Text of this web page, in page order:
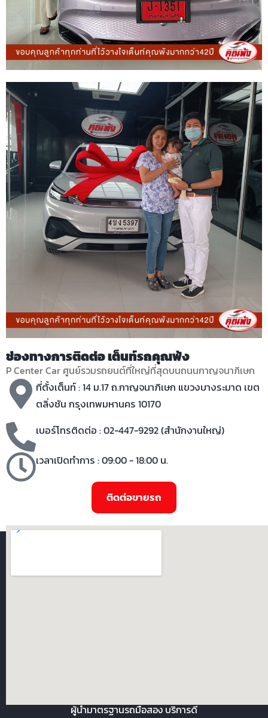
ช่องทางการติดต่อ เต็นท์รถคุณพ้ง
P Center Car ศูนย์รวมรถยนต์ที่ใหญ่ที่สุดบนถนนกาญจนาภิเษก
ที่ตั้งเต็นท์ : 14 ม.17 ถ.กาญจนาภิเษก แขวงบางระมาด เขต
ตลิ่งชัน กรุงเทพมหานคร 10170
เบอร์โทรติดต่อ : 02-447-9292 (สำนักงานใหญ่)
เวลาเปิดทำการ : 09:00 - 18:00 น.
ติดต่อขายรถ
ผู้นำมาตรฐานรถมือสอง บริการดี